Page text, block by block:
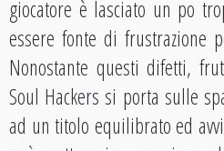
giocatore è lasciato un po
essere fonte di frustrazione
Nonostante questi difetti,
Soul Hackers si porta sulle
ad un titolo equilibrato ed